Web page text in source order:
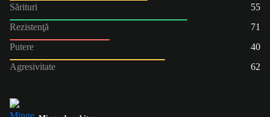
Sărituri
55
Rezistenţă
71
Putere
40
Agresivitate
62